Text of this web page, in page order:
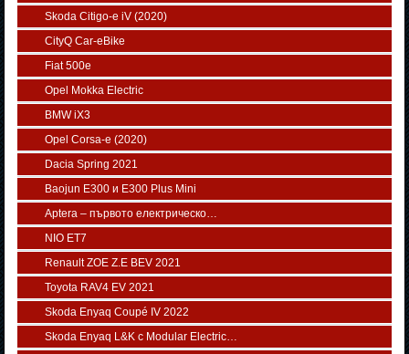
Skoda Citigo-e iV (2020)
CityQ Car-eBike
Fiat 500e
Opel Mokka Electric
BMW iX3
Opel Corsa-e (2020)
Dacia Spring 2021
Baojun E300 и E300 Plus Mini
Aptera – първото електрическо…
NIO ET7
Renault ZOE Z.E BEV 2021
Toyota RAV4 EV 2021
Skoda Enyaq Coupé IV 2022
Skoda Enyaq L&K с Modular Electric…